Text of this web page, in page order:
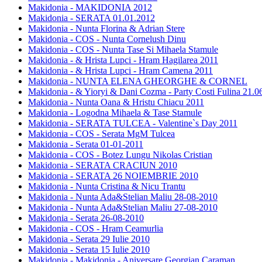
Makidonia - MAKIDONIA 2012
Makidonia - SERATA 01.01.2012
Makidonia - Nunta Florina & Adrian Stere
Makidonia - COS - Nunta Cornelush Dinu
Makidonia - COS - Nunta Tase Si Mihaela Stamule
Makidonia - & Hrista Lupci - Hram Hagilarea 2011
Makidonia - & Hrista Lupci - Hram Camena 2011
Makidonia - NUNTA ELENA GHEORGHE & CORNEL
Makidonia - & Yioryi & Dani Cozma - Party Costi Fulina
Makidonia - Nunta Oana & Hristu Chiacu 2011
Makidonia - Logodna Mihaela & Tase Stamule
Makidonia - SERATA TULCEA - Valentine`s Day 2011
Makidonia - COS - Serata MgM Tulcea
Makidonia - Serata 01-01-2011
Makidonia - COS - Botez Lungu Nikolas Cristian
Makidonia - SERATA CRACIUN 2010
Makidonia - SERATA 26 NOIEMBRIE 2010
Makidonia - Nunta Cristina & Nicu Trantu
Makidonia - Nunta Ada&Stelian Maliu 28-08-2010
Makidonia - Nunta Ada&Stelian Maliu 27-08-2010
Makidonia - Serata 26-08-2010
Makidonia - COS - Hram Ceamurlia
Makidonia - Serata 29 Iulie 2010
Makidonia - Serata 15 Iulie 2010